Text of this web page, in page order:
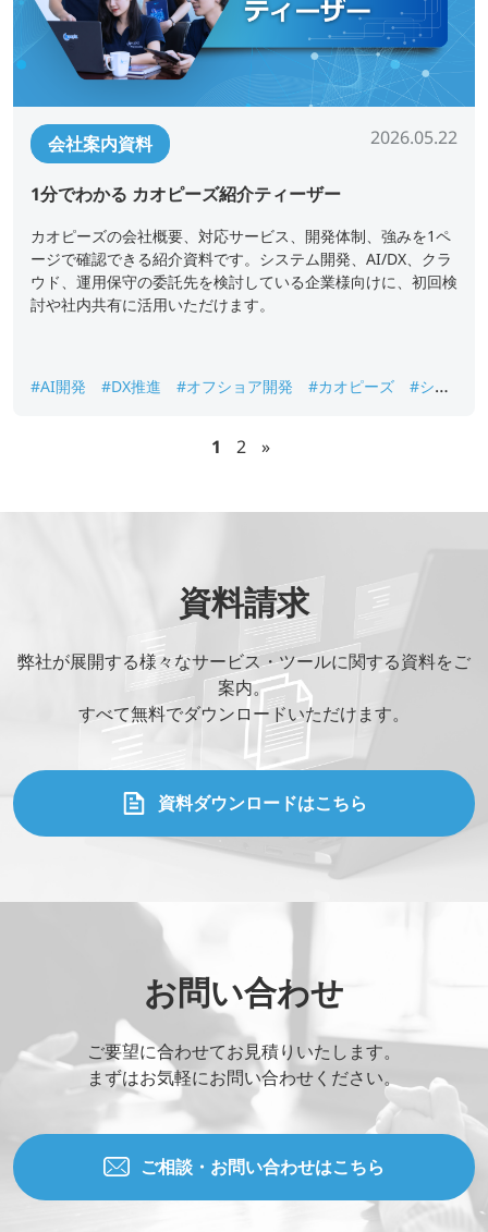
会社案内資料 2026.05.22
1分でわかる カオピーズ紹介ティーザー
カオピーズの会社概要、対応サービス、開発体制、強みを1ペ
ージで確認できる紹介資料です。システム開発、AI/DX、クラ
ウド、運用保守の委託先を検討している企業様向けに、初回検
討や社内共有に活用いただけます。
#AI開発 #DX推進 #オフショア開発 #カオピーズ
#シス
1 2 »
資料請求
弊社が展開する様々なサービス・ツールに関する資料をご
案内。
すべて無料でダウンロードいただけます。
資料ダウンロードはこちら
お問い合わせ
ご要望に合わせてお見積りいたします。
まずはお気軽にお問い合わせください。
ご相談・お問い合わせはこちら